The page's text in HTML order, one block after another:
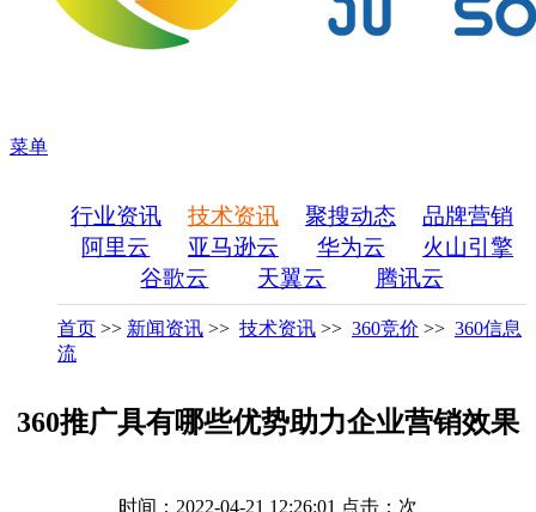
菜单
行业资讯 技术资讯 聚搜动态
品牌营销
阿里云
亚马逊云 华为云
火山引擎
谷歌云
天翼云 腾讯云
首页 >> 新闻资讯 >> 技术资讯 >> 360竞价 >> 360信息
流
360推广具有哪些优势助力企业营销效果
时间：2022-04-21 12:26:01 点击： 次